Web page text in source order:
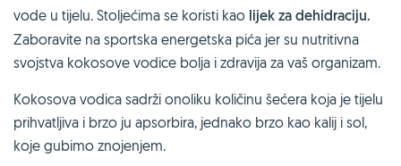
vode u tijelu. Stoljećima se koristi kao lijek za dehidraciju.
Zaboravite na sportska energetska pića jer su nutritivna
svojstva kokosove vodice bolja i zdravija za vaš organizam.
Kokosova vodica sadrži onoliku količinu šećera koja je tijelu
prihvatljiva i brzo ju apsorbira, jednako brzo kao kalij i sol,
koje gubimo znojenjem.